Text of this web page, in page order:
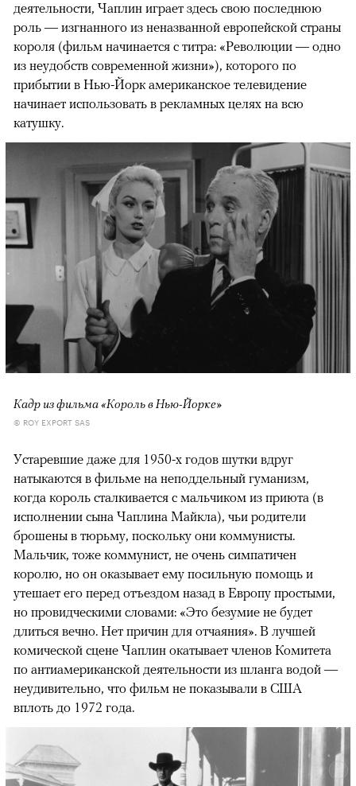
деятельности, Чаплин играет здесь свою последнюю
роль — изгнанного из неназванной европейской страны
короля (фильм начинается с титра: «Революции — одно
из неудобств современной жизни»), которого по
прибытии в Нью-Йорк американское телевидение
начинает использовать в рекламных целях на всю
катушку.
Кадр из фильма «Король в Нью-Йорке»
© ROY EXPORT SAS
Устаревшие даже для 1950-х годов шутки вдруг
натыкаются в фильме на неподдельный гуманизм,
когда король сталкивается с мальчиком из приюта (в
исполнении сына Чаплина Майкла), чьи родители
брошены в тюрьму, поскольку они коммунисты.
Мальчик, тоже коммунист, не очень симпатичен
королю, но он оказывает ему посильную помощь и
утешает его перед отъездом назад в Европу простыми,
но провидческими словами: «Это безумие не будет
длиться вечно. Нет причин для отчаяния». В лучшей
комической сцене Чаплин окатывает членов Комитета
по антиамериканской деятельности из шланга водой —
неудивительно, что фильм не показывали в США
вплоть до 1972 года.